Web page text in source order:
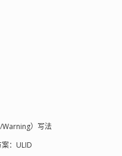
）写法
：ULID